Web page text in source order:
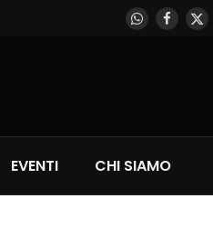
WhatsAppX
EVENTI CHI SIAMO